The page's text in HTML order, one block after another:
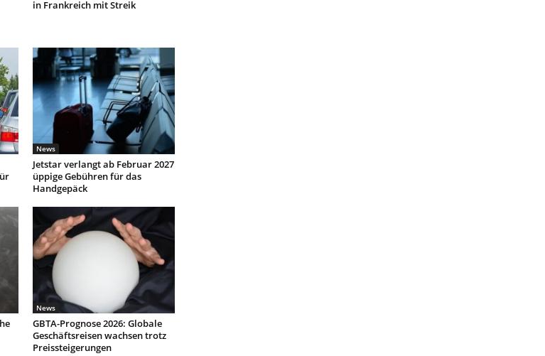
in Frankreich mit Streik
News
Jetstar verlangt ab Februar 2027
üppige Gebühren für das
Handgepäck
News
GBTA-Prognose 2026: Globale
Geschäftsreisen wachsen trotz
Preissteigerungen